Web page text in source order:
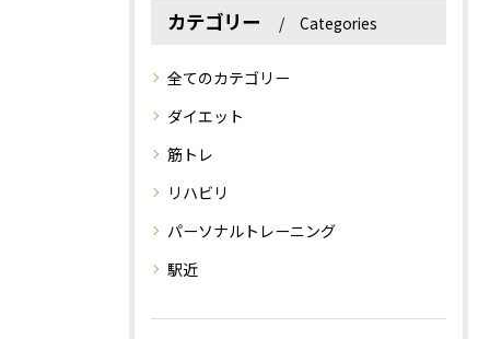
カテゴリー Categories
全てのカテゴリー
ダイエット
筋トレ
リハビリ
パーソナルトレーニング
駅近